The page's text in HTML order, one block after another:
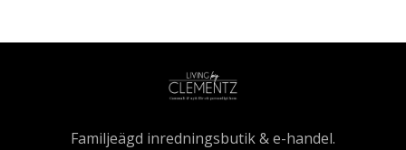
Familjeägd inredningsbutik & e-handel.